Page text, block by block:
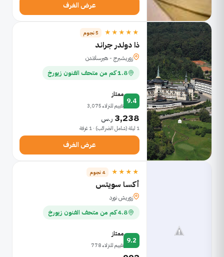
عرض الغرف
★★★★★ 5 نجوم
ذا دولدر جراند
زوريشبرج - هيرسلاندن
1.8 كم من متحف الفنون زيورخ
9.4
ممتاز
تقييم للنزلاء 3,075
3,238 ر.س
1 ليلة (شامل الضرائب) · 1 غرفة
عرض الغرف
★★★★ 4 نجوم
أكسا سويتس
زوريش نورد
4.8 كم من متحف الفنون زيورخ
9.2
ممتاز
تقييم للنزلاء 778